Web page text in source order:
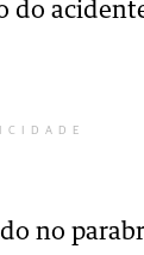
no